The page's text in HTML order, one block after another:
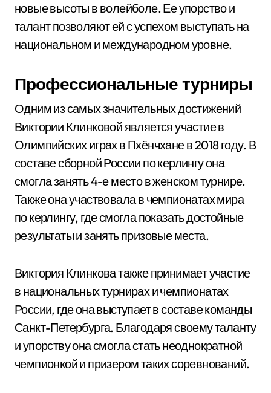
новые высоты в волейболе. Ее упорство и
талант позволяют ей с успехом выступать на
национальном и международном уровне.
Профессиональные турниры
Одним из самых значительных достижений
Виктории Клинковой является участие в
Олимпийских играх в Пхёнчхане в 2018 году. В
составе сборной России по керлингу она
смогла занять 4-е место в женском турнире.
Также она участвовала в чемпионатах мира
по керлингу, где смогла показать достойные
результаты и занять призовые места.
Виктория Клинкова также принимает участие
в национальных турнирах и чемпионатах
России, где она выступает в составе команды
Санкт-Петербурга. Благодаря своему таланту
и упорству она смогла стать неоднократной
чемпионкой и призером таких соревнований.